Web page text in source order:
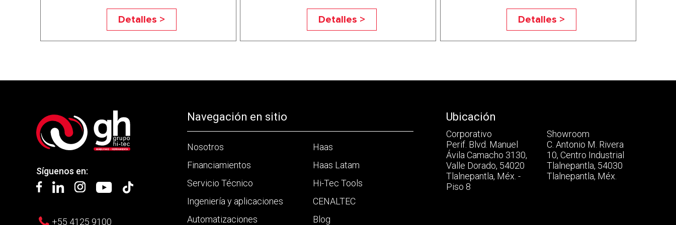
Detalles > Detalles > Detalles >
Síguenos en:
+55 4125 9100
Navegación en sitio
Nosotros
Financiamientos
Servicio Técnico
Ingeniería y aplicaciones
Automatizaciones
Haas
Haas Latam
Hi-Tec Tools
CENALTEC
Blog
Ubicación
Corporativo
Perif. Blvd. Manuel
Ávila Camacho 3130,
Valle Dorado, 54020
Tlalnepantla, Méx. -
Piso 8
Showroom
C. Antonio M. Rivera
10, Centro Industrial
Tlalnepantla, 54030
Tlalnepantla, Méx.